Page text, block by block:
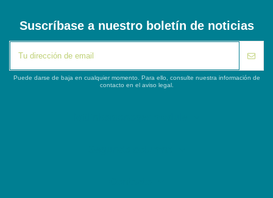
Suscríbase a nuestro boletín de noticias
Puede darse de baja en cualquier momento. Para ello, consulte nuestra información de
contacto en el aviso legal.